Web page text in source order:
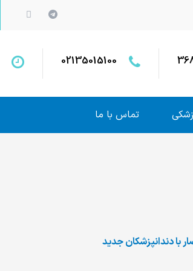
02135015100
تماس با ما
با دندانپزشکان جدید